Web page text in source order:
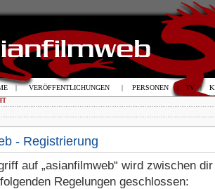
- Registrierung
auf „asianfilmweb“ wird zwischen
Regelungen geschlossen:
| VERÖFFENTLICHUNGEN | PERSONEN | TV |